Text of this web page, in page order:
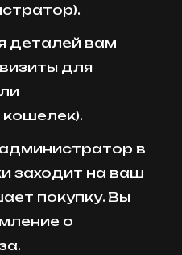
деталей вам
для
в
заходит на ваш
покупку. Вы
о